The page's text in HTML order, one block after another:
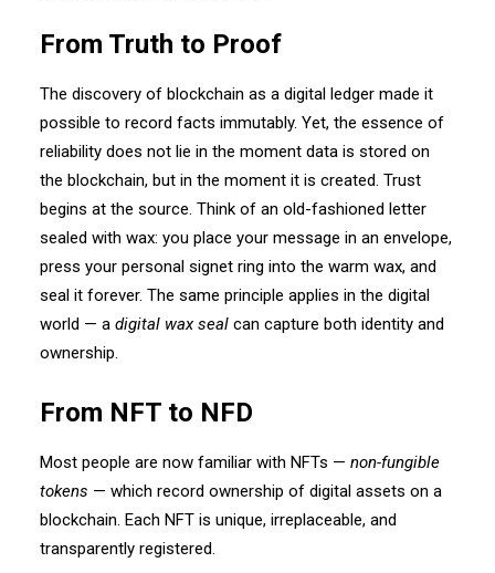
From Truth to Proof
The discovery of blockchain as a digital ledger made it
possible to record facts immutably. Yet, the essence of
reliability does not lie in the moment data is stored on
the blockchain, but in the moment it is created. Trust
begins at the source. Think of an old-fashioned letter
sealed with wax: you place your message in an envelope,
press your personal signet ring into the warm wax, and
seal it forever. The same principle applies in the digital
world — a digital wax seal can capture both identity and
ownership.
From NFT to NFD
Most people are now familiar with NFTs — non-fungible
tokens — which record ownership of digital assets on a
blockchain. Each NFT is unique, irreplaceable, and
transparently registered.